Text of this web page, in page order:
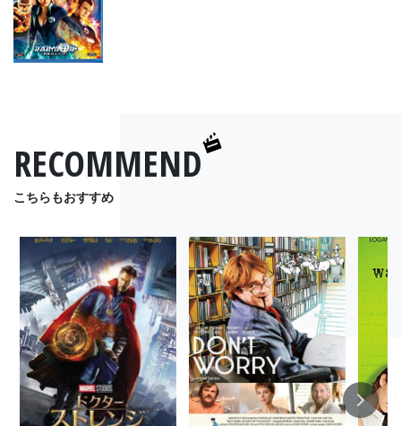
RECOMMEND
こちらもおすすめ
Next